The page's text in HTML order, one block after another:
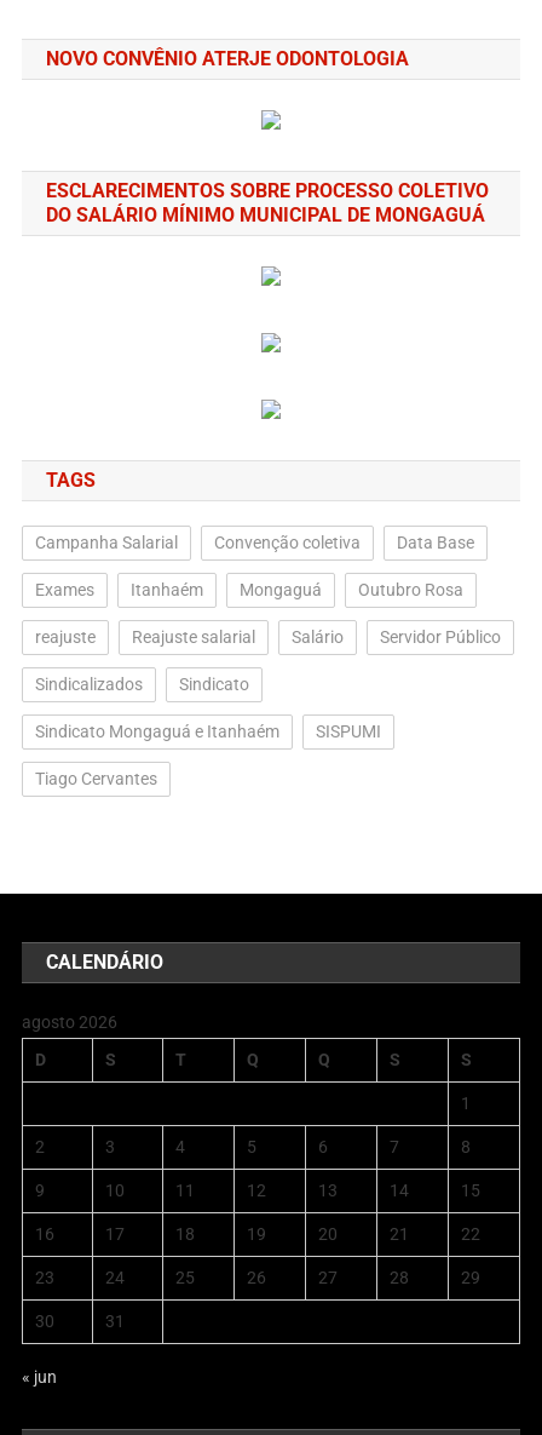
NOVO CONVÊNIO ATERJE ODONTOLOGIA
ESCLARECIMENTOS SOBRE PROCESSO COLETIVO
DO SALÁRIO MÍNIMO MUNICIPAL DE MONGAGUÁ
TAGS
Campanha Salarial Convenção coletiva Data Base
Exames Itanhaém Mongaguá Outubro Rosa
reajuste Reajuste salarial Salário Servidor Público
Sindicalizados Sindicato
Sindicato Mongaguá e Itanhaém SISPUMI
Tiago Cervantes
CALENDÁRIO
agosto 2026
D
S T Q Q S S
1
2 3 4 5 6 7 8
9 10 11 12 13 14 15
16 17 18 19 20 21 22
23 24 25 26 27 28 29
30 31
« jun